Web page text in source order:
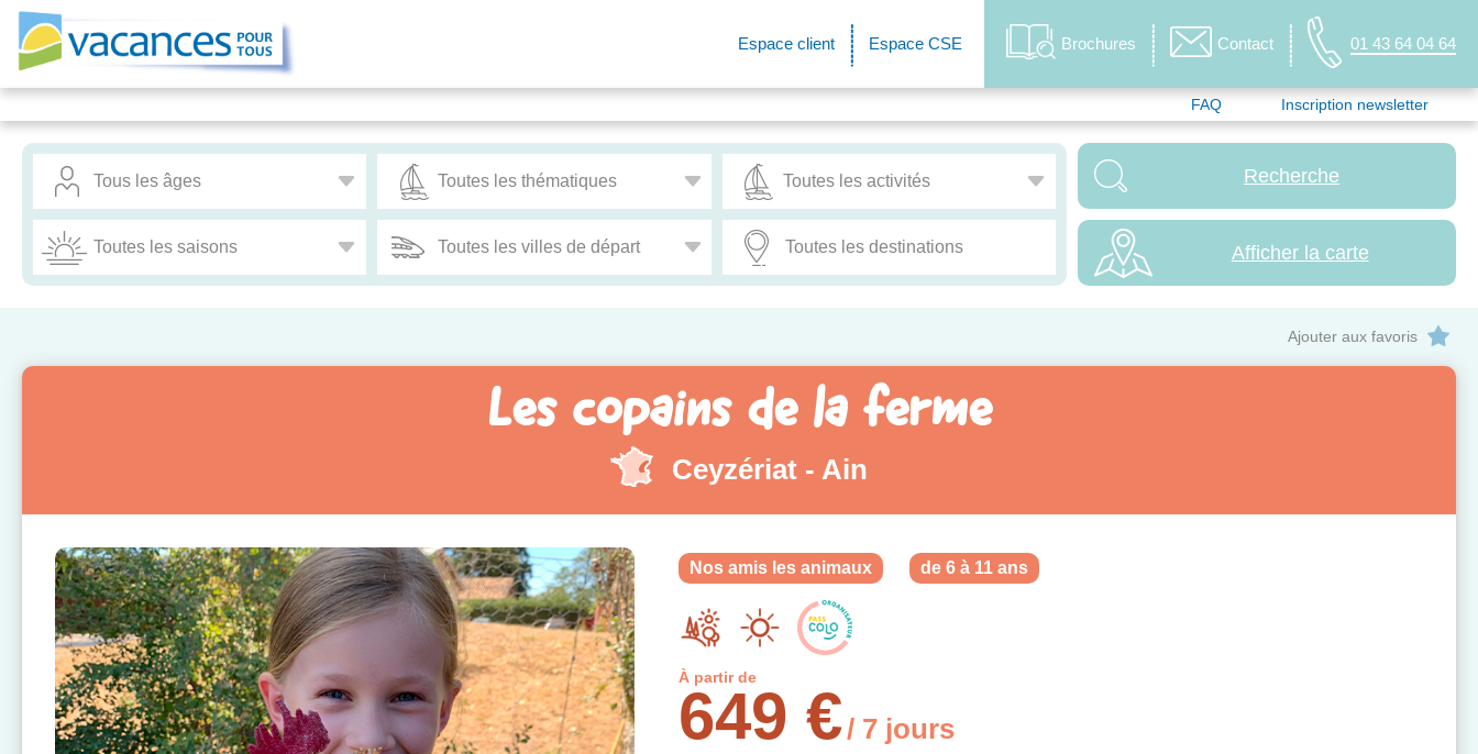
Espace client Espace CSE Brochures Contact 01 43 64 04 64
FAQ Inscription newsletter
Afficher la carte
Ajouter aux favoris
Les copains de la ferme
Ceyzériat - Ain
Nos amis les animaux de 6 à 11 ans
À partir de
649 €/ 7 jours